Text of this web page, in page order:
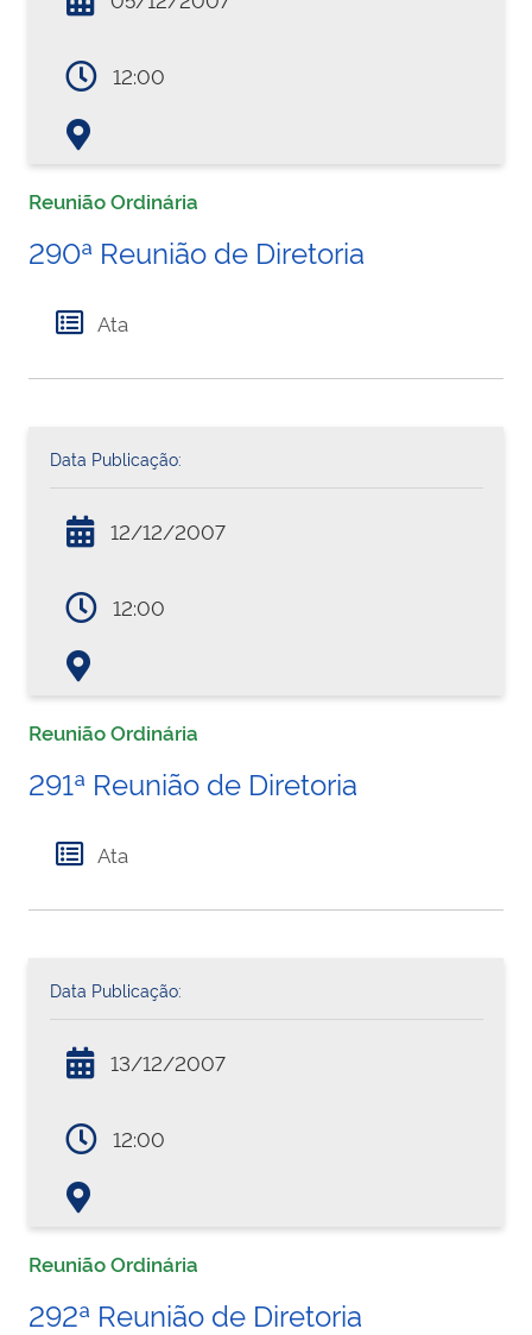
12:00
Reunião Ordinária
290ª Reunião de Diretoria
Ata
Data Publicação:
12/12/2007
12:00
Reunião Ordinária
291ª Reunião de Diretoria
Ata
Data Publicação:
13/12/2007
12:00
Reunião Ordinária
292ª Reunião de Diretoria